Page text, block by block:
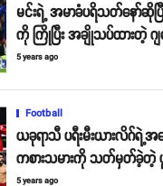
မင်းရဲ့ အမာခံပရိသတ်နော်ဆိုပ
ကို ကြိုပြီး အချိုသပ်ထားတဲ့ ဂ
5 years ago
Football
ယခုရာသီ ပရီးမီးယားလိဂ်ရဲ့အ
ကစားသမားကို သတ်မှတ်ခဲ့တဲ့
5 years ago